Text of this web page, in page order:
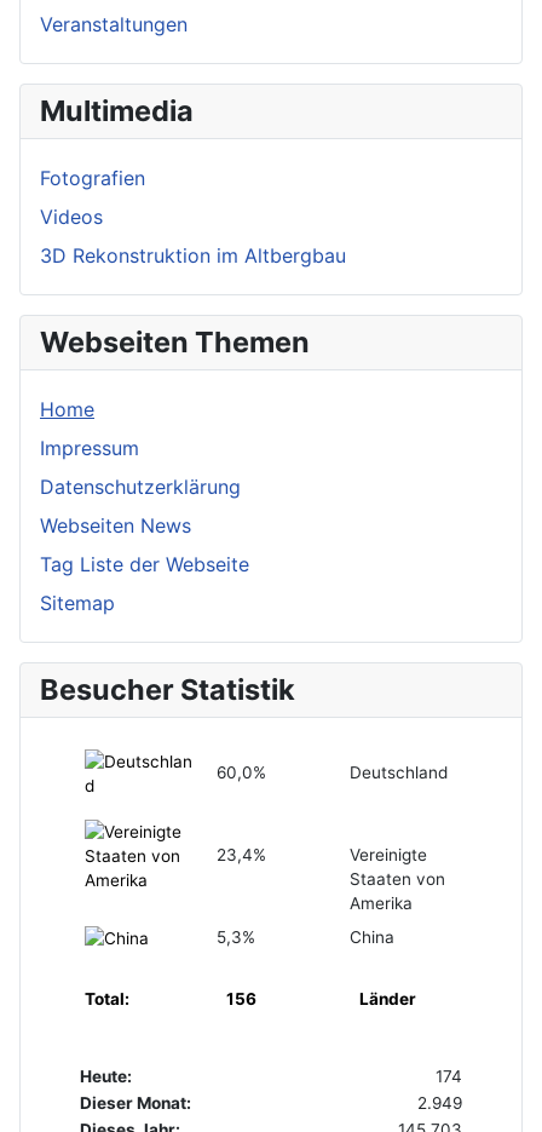
Veranstaltungen
Multimedia
Fotografien
Videos
3D Rekonstruktion im Altbergbau
Webseiten Themen
Home
Impressum
Datenschutzerklärung
Webseiten News
Tag Liste der Webseite
Sitemap
Besucher Statistik
60,0% Deutschland
23,4%
Vereinigte
Staaten von
Amerika
5,3%
China
Total: 156 Länder
Heute:
174
Dieser Monat:
2.949